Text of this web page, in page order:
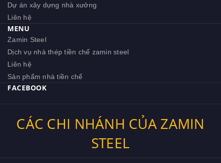
Dự án xây dựng nhà xưởng
Liên hệ
MENU
Zamin Steel
Dịch vụ nhà thép tiền chế zamin steel
Liên hệ
Sản phẩm nhà tiền chế
FACEBOOK
CÁC CHI NHÁNH CỦA ZAMIN
STEEL